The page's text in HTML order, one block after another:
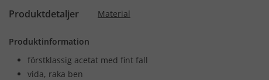
Produktdetaljer Material
Produktinformation
förstklassig acetat med fint fall
vida, raka ben